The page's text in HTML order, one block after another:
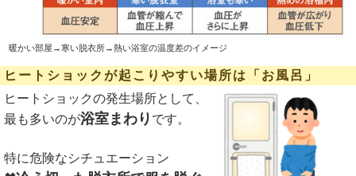
暖かい部屋→寒い脱衣所→熱い浴室の温度差のイメージ
ヒートショックが起こりやすい場所は「お風呂」
ヒートショックの発生場所として、
最も多いのが浴室まわり です。
特に危険なシチュエーション